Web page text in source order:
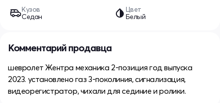
Кузов
Седан
Цвет
Белый
Комментарий продавца
шевролет Жентра механика 2-позиция год выпуска
2023. установлено газ 3-поколиния, сигнализация,
видеорегистратор, чихали для сединие и ролики.